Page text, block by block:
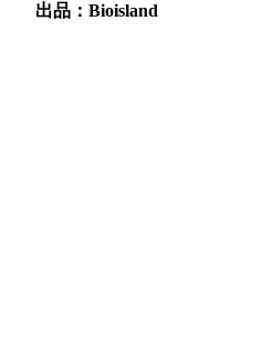
出品： Bioisland